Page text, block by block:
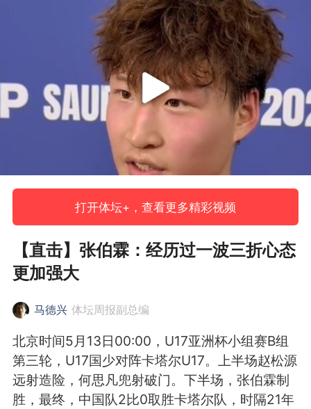
打开体坛+，查看更多精彩视频
【直击】张伯霖：经历过一波三折心态
更加强大
马德兴 体坛周报副总编
北京时间5月13日00:00，U17亚洲杯小组赛B组
第三轮，U17国少对阵卡塔尔U17。上半场赵松源
远射造险，何思凡兜射破门。下半场，张伯霖制
胜，最终，中国队2比0取胜卡塔尔队，时隔21年